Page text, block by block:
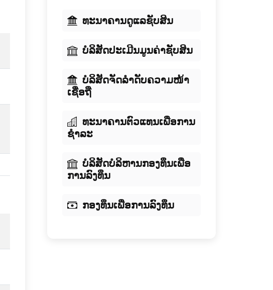
ທະນາຄານດູແລຊັບສິນ
ບໍລິສັດປະເມີນມູນຄ່າຊັບສິນ
ບໍລິສັດຈັດລໍາດັບຄວາມໜ້າ
ເຊື່ອຖື
ທະນາຄານຕົວແທນເພື່ອການ
ຊໍາລະ
ບໍລິສັດບໍລິຫານກອງທຶນເພື່ອ
ການລົງທຶນ
ກອງທຶນເພື່ອການລົງທຶນ